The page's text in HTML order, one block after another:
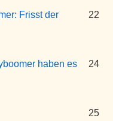
Frisst der
22
haben es
24
25